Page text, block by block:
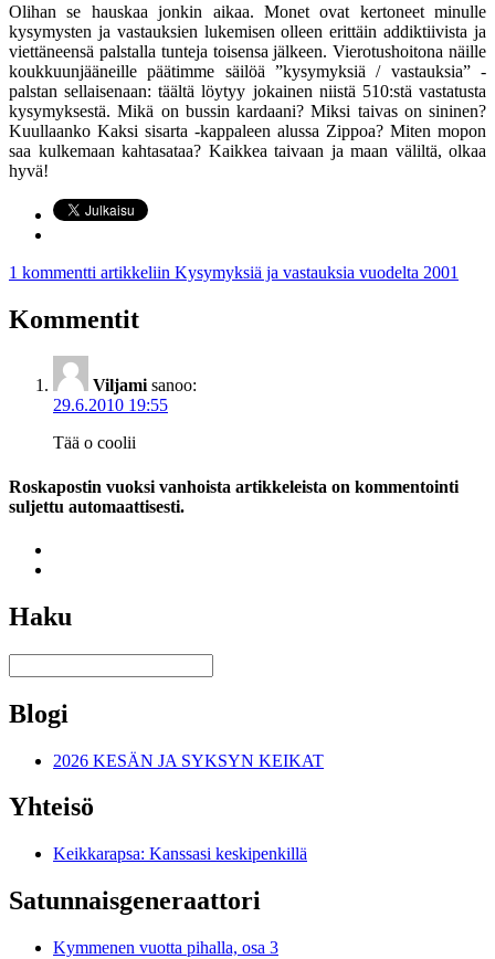
Olihan se hauskaa jonkin aikaa. Monet ovat kertoneet minulle
kysymysten ja vastauksien lukemisen olleen erittäin addiktiivista ja
viettäneensä palstalla tunteja toisensa jälkeen. Vierotushoitona näille
koukkuunjääneille päätimme säilöä ”kysymyksiä / vastauksia” -
palstan sellaisenaan: täältä löytyy jokainen niistä 510:stä vastatusta
kysymyksestä. Mikä on bussin kardaani? Miksi taivas on sininen?
Kuullaanko Kaksi sisarta -kappaleen alussa Zippoa? Miten mopon
saa kulkemaan kahtasataa? Kaikkea taivaan ja maan väliltä, olkaa
hyvä!
1 kommentti artikkeliin Kysymyksiä ja vastauksia vuodelta 2001
Kommentit
Viljami sanoo:
29.6.2010 19:55
Tää o coolii
Roskapostin vuoksi vanhoista artikkeleista on kommentointi
suljettu automaattisesti.
Haku
Blogi
2026 KESÄN JA SYKSYN KEIKAT
Yhteisö
Keikkarapsa: Kanssasi keskipenkillä
Satunnais­generaattori
Kymmenen vuotta pihalla, osa 3